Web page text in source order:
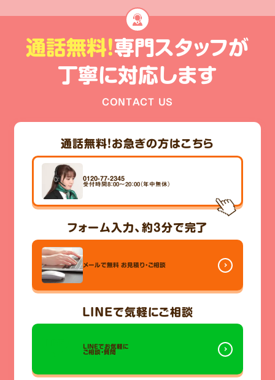
通話無料!専門スタッフが
丁寧に対応します
CONTACT US
通話無料！お急ぎの方はこちら
0120-77-2345
受付時間8：00～20：00（年中無休）
フォーム入力、 約3分で完了
メールで無料 お見積り・ご相談
LINEで気軽にご相談
LINEでお気軽に
ご相談・質問